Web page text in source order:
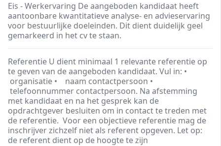
Eis - Werkervaring De aangeboden kandidaat heeft
aantoonbare kwantitatieve analyse- en advieservaring
voor bestuurlijke doeleinden. Dit dient duidelijk geel
gemarkeerd in het cv te staan.
Referentie U dient minimaal 1 relevante referentie op
te geven van de aangeboden kandidaat. Vul in: •
organisatie • naam contactpersoon •
telefoonnummer contactpersoon. Na afstemming
met kandidaat en na het gesprek kan de
opdrachtgever besluiten om in contact te treden met
de referentie. Voor een objectieve referentie mag de
inschrijver zichzelf niet als referent opgeven. Let op:
de referent dient op de hoogte te zijn